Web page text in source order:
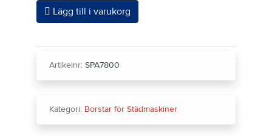
Lägg till i varukorg
Artikelnr: SPA7800
Kategori: Borstar för Städmaskiner